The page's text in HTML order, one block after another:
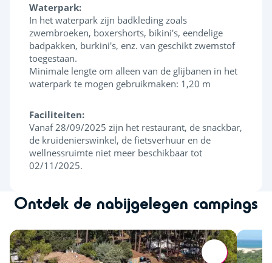
Waterpark:
In het waterpark zijn badkleding zoals
zwembroeken, boxershorts, bikini's, eendelige
badpakken, burkini's, enz. van geschikt zwemstof
toegestaan.
Minimale lengte om alleen van de glijbanen in het
waterpark te mogen gebruikmaken: 1,20 m
Faciliteiten:
Vanaf 28/09/2025 zijn het restaurant, de snackbar,
de kruidenierswinkel, de fietsverhuur en de
wellnessruimte niet meer beschikbaar tot
02/11/2025.
Ontdek de nabijgelegen campings